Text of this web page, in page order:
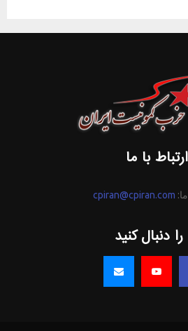
ارتباط با ما
cpiran@cpiran.com
دنبال کنید